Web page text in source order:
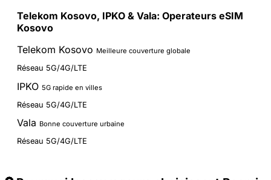
Telekom Kosovo, IPKO & Vala: Operateurs eSIM
Kosovo
Telekom Kosovo Meilleure couverture globale
Réseau 5G/4G/LTE
IPKO 5G rapide en villes
Réseau 5G/4G/LTE
Vala Bonne couverture urbaine
Réseau 5G/4G/LTE